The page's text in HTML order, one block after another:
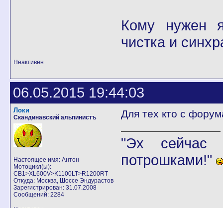
Кому нужен
чистка и
Неактивен
06.05.2015 19:44:03
Локи
Скандинавский альпинистъ
Настоящее имя: Антон
Мотоцикл(ы):
CB1>XL600V>K1100LT>R1200RT
Откуда: Москва, Шоссе Эндурастов
Зарегистрирован: 31.07.2008
Сообщений: 2284
Для тех кто с
"Эх сейчас
потрошками!"